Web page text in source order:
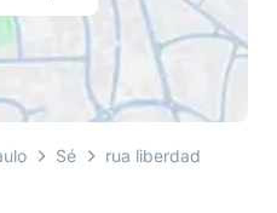
Sé rua liberdade